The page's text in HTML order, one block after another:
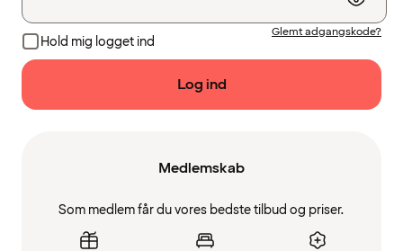
Hold mig logget ind
Glemt adgangskode?
Log ind
Medlemskab
Som medlem får du vores bedste tilbud og priser.